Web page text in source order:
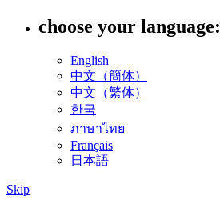
choose your language:
English
中文（簡体）
中文（繁体）
한국
ภาษาไทย
Français
日本語
Skip